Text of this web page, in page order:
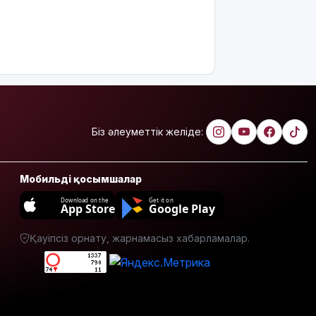
кезекке
тұра
алмайды?
Абайлаңыз:
жалған
Біз әлеуметтік желіде:
Мобильді қосымшалар
Download on the
App Store
Get it on
Google Play
Қауіпсіз орнату, жарнамасыз хабарламалар.